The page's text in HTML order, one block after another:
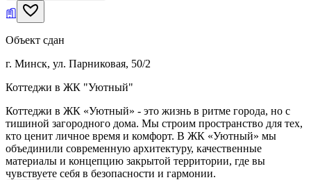
Объект сдан
г. Минск, ул. Парниковая, 50/2
Коттеджи в ЖК "Уютный"
Коттеджи в ЖК «Уютный» - это жизнь в ритме города, но с
тишиной загородного дома. Мы строим пространство для тех,
кто ценит личное время и комфорт. В ЖК «Уютный» мы
объединили современную архитектуру, качественные
материалы и концепцию закрытой территории, где вы
чувствуете себя в безопасности и гармонии.